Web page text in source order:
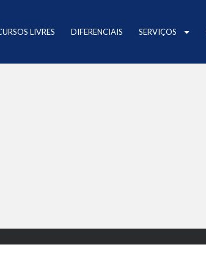
LIVRES DIFERENCIAIS SERVIÇOS